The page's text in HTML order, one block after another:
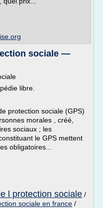
sociale —
libre.
protection sociale (GPS)
morales , créé,
sociaux ; les
le GPS mettent
obligatoires...
l protection sociale /
sociale en france /